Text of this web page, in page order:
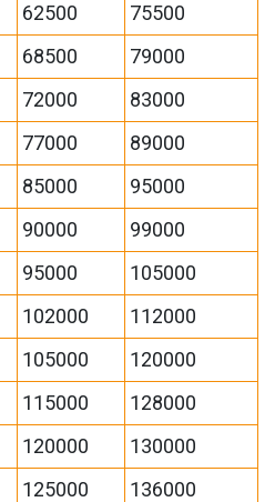
62500
75500
68500
79000
72000
83000
77000
89000
85000
95000
90000
99000
95000
105000
102000
112000
105000
120000
115000
128000
120000
130000
125000
136000